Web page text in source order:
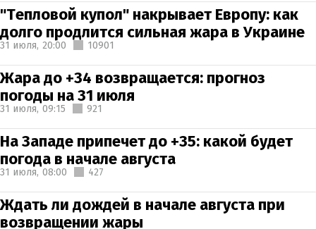
"Тепловой купол" накрывает Европу: как
долго продлится сильная жара в Украине
31 июля, 20:00 10901
Жара до +34 возвращается: прогноз
погоды на 31 июля
31 июля, 09:15 921
На Западе припечет до +35: какой будет
погода в начале августа
31 июля, 08:00 427
Ждать ли дождей в начале августа при
возвращении жары